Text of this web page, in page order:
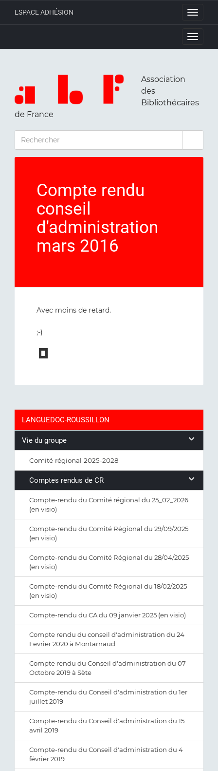
Toggle
ESPACE ADHÉSION
Toggle
Association
des
Bibliothécaires
de France
RECHERCHER
Compte rendu
conseil
d'administration
mars 2016
Avec moins de retard.
;-)
LANGUEDOC-ROUSSILLON
Vie du groupe
Comité régional 2025-2028
Comptes rendus de CR
Compte-rendu du Comité régional du 25_02_2026
(en visio)
Compte-rendu du Comité Régional du 29/09/2025
(en visio)
Compte-rendu du Comité Régional du 28/04/2025
(en visio)
Compte-rendu du Comité Régional du 18/02/2025
(en visio)
Compte-rendu du CA du 09 janvier 2025 (en visio)
Compte rendu du conseil d'administration du 24
Fevrier 2020 à Montarnaud
Compte rendu du Conseil d'administration du 07
Octobre 2019 à Sète
Compte-rendu du Conseil d'administration du 1er
juillet 2019
Compte-rendu du Conseil d'administration du 15
avril 2019
Compte-rendu du Conseil d'administration du 4
février 2019